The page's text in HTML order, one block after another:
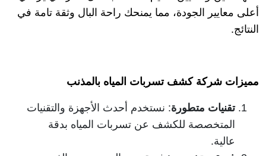
أعلى معايير الجودة، مما يمنحك راحة البال وثقة تامة في
النتائج.
مميزات شركة كشف تسربات المياه بالمذنب
تقنيات متطورة: نستخدم أحدث الأجهزة والتقنيات
المتخصصة للكشف عن تسربات المياه بدقة
عالية.